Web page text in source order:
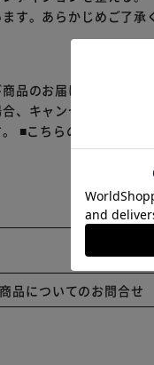
す。あらかじめご了承
品のお届けまでお時間
、キャンセル又は注文
■こちらの商品はアイ
品についてのお問合せ
※ご